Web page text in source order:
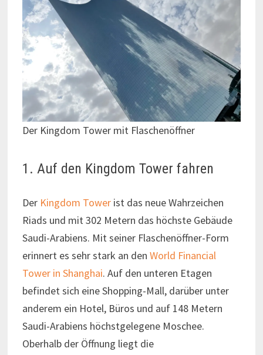
Der Kingdom Tower mit Flaschenöffner
1. Auf den Kingdom Tower fahren
Der Kingdom Towerist das neue Wahrzeichen
Riads und mit 302 Metern das höchste Gebäude
Saudi-Arabiens. Mit seiner Flaschenöffner-Form
erinnert es sehr stark an den World Financial
Tower in Shanghai. Auf den unteren Etagen
befindet sich eine Shopping-Mall, darüber unter
anderem ein Hotel, Büros und auf 148 Metern
Saudi-Arabiens höchstgelegene Moschee.
Oberhalb der Öffnung liegt die